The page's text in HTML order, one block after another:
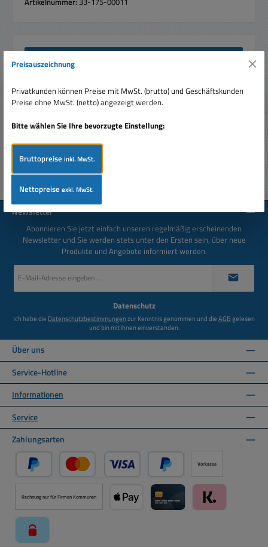
Beschreibung
Wiederaufladbar wartungsfrei und verschlossen niedrige
Selbstentladu…Mehr
Bewertungen
Newsletter
Abonnieren Sie jetzt einfach unseren regelmäßig erscheinenden
Newsletter und Sie werden stets unter den Ersten sein, über neue
Produkte und Angebote informiert werden.
Mail-
Datenschutz
Ich habe die Datenschutzbestimmungenzur Kenntnis genommen und dieAGBgelesen
und bin mit ihnen einverstanden.
Über uns
Service-Hotline
Informationen
Service
Zahlungsarten
PayPal Kredit- oder Debitkarte über PayPal
Später Bezahlen über PayPal
Vorkasse
Rechnung nur für Firmen Kommunen
Preisauszeichnung
Privatkunden können Preise mit MwSt. (brutto) und Geschäftskunden
Preise ohne MwSt. (netto) angezeigt werden.
Bitte wählen Sie Ihre bevorzugte Einstellung:
Bruttopreiseinkl. MwSt.
Nettopreiseexkl. MwSt.